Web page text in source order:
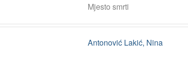
Mjesto smrti
Antonović Lakić, Nina